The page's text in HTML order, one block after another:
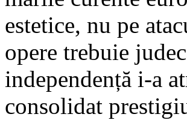
estetice, nu pe
opere trebuie
independență i-a
consolidat